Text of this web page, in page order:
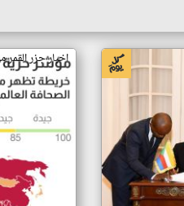
اخبار جزر